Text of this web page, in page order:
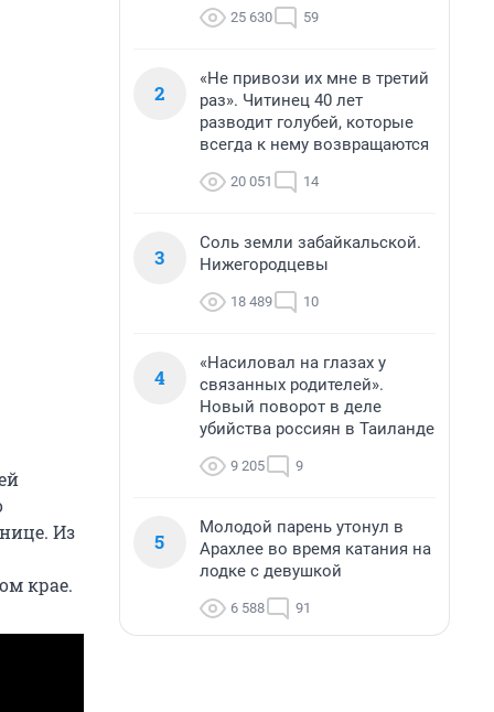
Из
крае.
25 630 59
2
«Не привози их мне в третий
раз». Читинец 40 лет
разводит голубей, которые
всегда к нему возвращаются
20 051 14
3
Соль земли забайкальской.
Нижегородцевы
18 489 10
4
«Насиловал на глазах у
связанных родителей».
Новый поворот в деле
убийства россиян в Таиланде
9 205 9
5
Молодой парень утонул в
Арахлее во время катания на
лодке с девушкой
6 588 91